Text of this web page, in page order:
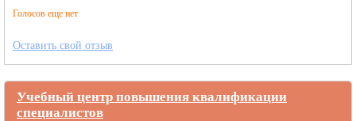
Голосов еще нет
Оставить свой отзыв
Учебный центр повышения квалификации
специалистов